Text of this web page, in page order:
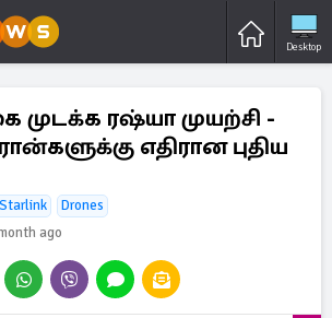
Desktop
முடக்க ரஷ்யா முயற்சி -
எதிரான புதிய
Starlink
Drones
ago